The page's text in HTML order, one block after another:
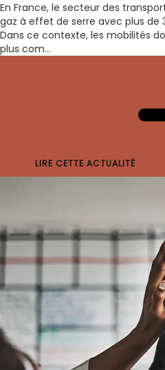
En France, le secteur des
gaz à effet de serre avec plus de
Dans ce contexte, les mobilités
plus com...
LIRE CETTE ACTUALITÉ